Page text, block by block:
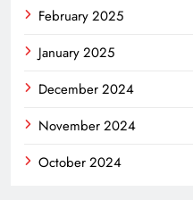
February 2025
January 2025
December 2024
November 2024
October 2024